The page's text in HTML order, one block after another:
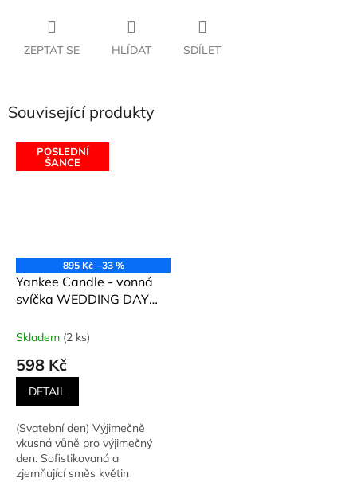
ZEPTAT SE HLÍDAT SDÍLET
Související produkty
POSLEDNÍ
ŠANCE
895 Kč –33 %
Yankee Candle - vonná
svíčka WEDDING DAY
Skladem (2 ks)
598 Kč
DETAIL
(Svatební den) Výjimečně
vkusná vůně pro výjimečný
den. Sofistikovaná a
zjemňující směs květin